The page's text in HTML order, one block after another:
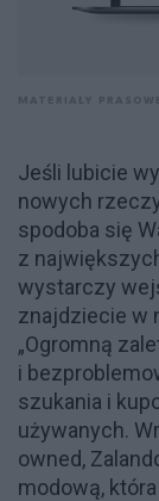
Jeśli lubicie
nowych
spodoba się
z
wystarczy
znajdziecie w
„Ogromną
i
szukania i
używanych.
owned,
modową,